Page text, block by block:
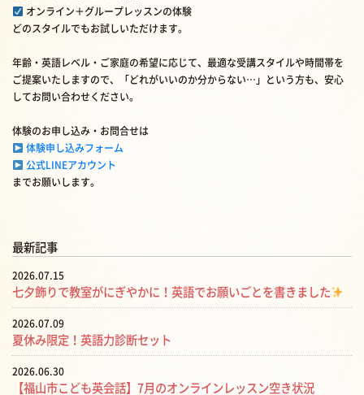
オンライン＋グループレッスンの体験
どのスタイルでもお試しいただけます。
年齢・英語レベル・ご家庭の希望に応じて、最適な受講スタイルや時間帯を
ご提案いたしますので、「どれがいいのか分からない…」という方も、安心
してお問い合わせください。
体験のお申し込み・お問合せは
体験申し込みフォーム
公式LINEアカウント
までお願いします。
最新記事
2026.07.15
七夕飾りで教室がにぎやかに！英語でお願いごとを書きました
2026.07.09
夏休み限定！英語力診断セット
2026.06.30
【福山市こども英会話】7月のオンラインレッスン空き状況